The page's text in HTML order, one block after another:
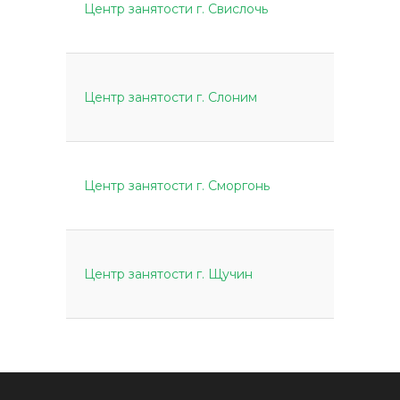
Центр занятости г. Свислочь
Центр занятости г. Слоним
Центр занятости г. Сморгонь
Центр занятости г. Щучин